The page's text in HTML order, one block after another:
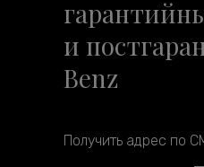
и
Benz
Получить адрес по